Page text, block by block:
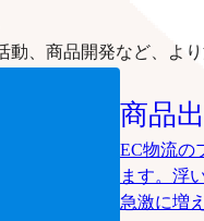
、商品開発など、よ
商品
EC物流の
ます。浮
急激に増